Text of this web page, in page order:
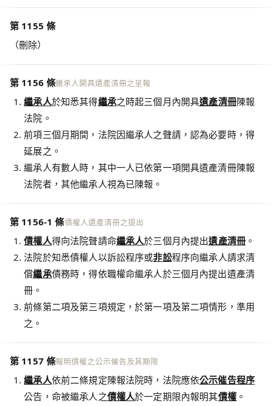
第 1155 條
（刪除）
第 1156 條繼承人開具遺產清冊之呈報
繼承人於知悉其得繼承之時起三個月內開具遺產清冊陳報
法院。
前項三個月期間，法院因繼承人之聲請，認為必要時，得
延展之。
繼承人有數人時，其中一人已依第一項開具遺產清冊陳報
法院者，其他繼承人視為已陳報。
第 1156-1 條債權人遺產清冊之提出
債權人得向法院聲請命繼承人於三個月內提出遺產清冊。
法院於知悉債權人以訴訟程序或非訟程序向繼承人請求清
償繼承債務時，得依職權命繼承人於三個月內提出遺產清
冊。
前條第二項及第三項規定，於第一項及第二項情形，準用
之。
第 1157 條報明債權之公示催告及其期限
繼承人依前二條規定陳報法院時，法院應依公示催告程序
公告，命被繼承人之債權人於一定期限內報明其債權。